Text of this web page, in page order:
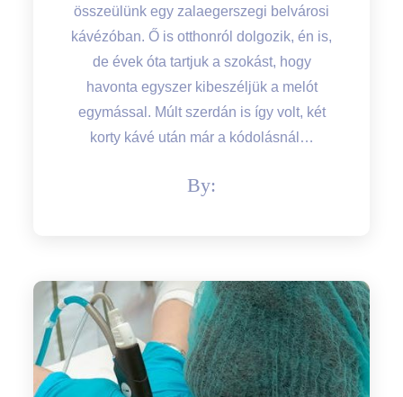
összeülünk egy zalaegerszegi belvárosi
kávézóban. Ő is otthonról dolgozik, én is,
de évek óta tartjuk a szokást, hogy
havonta egyszer kibeszéljük a melót
egymással. Múlt szerdán is így volt, két
korty kávé után már a kódolásnál…
By: